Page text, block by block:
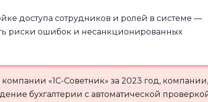
доступа сотрудников и ролей в системе —
риски ошибок и несанкционированных
«1С-Советник» за 2023 год, компании,
бухгалтерии с автоматической